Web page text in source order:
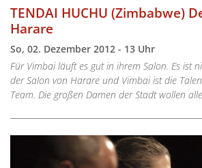
TENDAI HUCHU (Zimbabwe)
Harare
So, 02. Dezember 2012 - 13 Uhr
Für Vimbai läuft es gut in ihrem Salon. Es ist
der Salon von Harare und Vimbai ist die
Team. Die großen Damen der Stadt wollen